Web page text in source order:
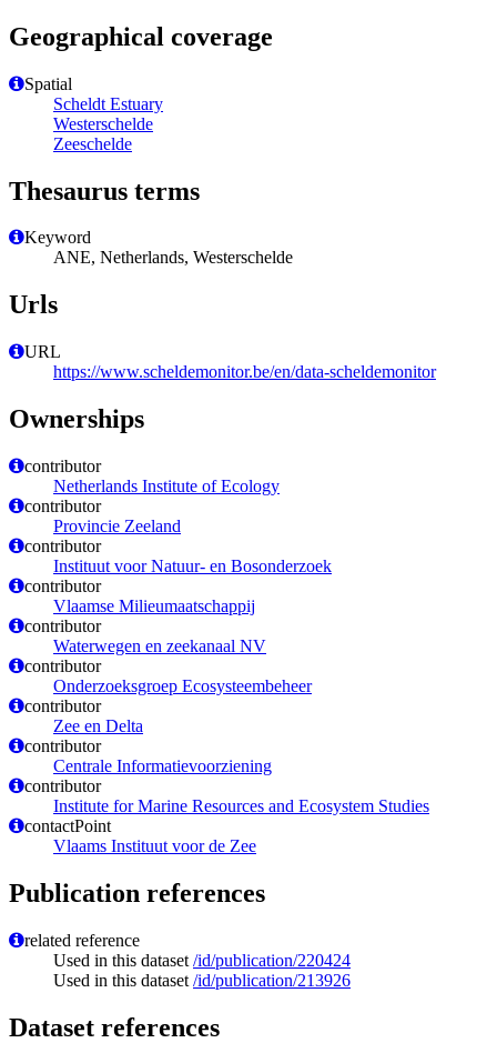
Geographical coverage
Spatial
Scheldt Estuary
Westerschelde
Zeeschelde
Thesaurus terms
Keyword
ANE, Netherlands, Westerschelde
Urls
URL
https://www.scheldemonitor.be/en/data-scheldemonitor
Ownerships
contributor
Netherlands Institute of Ecology
contributor
Provincie Zeeland
contributor
Instituut voor Natuur- en Bosonderzoek
contributor
Vlaamse Milieumaatschappij
contributor
Waterwegen en zeekanaal NV
contributor
Onderzoeksgroep Ecosysteembeheer
contributor
Zee en Delta
contributor
Centrale Informatievoorziening
contributor
Institute for Marine Resources and Ecosystem Studies
contactPoint
Vlaams Instituut voor de Zee
Publication references
related reference
Used in this dataset /id/publication/220424
Used in this dataset /id/publication/213926
Dataset references